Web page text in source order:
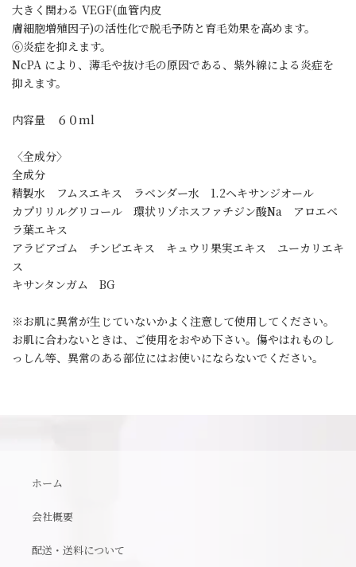
大きく関わる VEGF(血管内皮
膚細胞増殖因子)の活性化で脱毛予防と育毛効果を高めます。
⑥炎症を抑えます。
NcPA により、薄毛や抜け毛の原因である、紫外線による炎症を
抑えます。
内容量 ６０ml
〈全成分〉
全成分
精製水 フムスエキス ラベンダー水 1.2ヘキサンジオール
カプリリルグリコール 環状リゾホスファチジン酸Na アロエベ
ラ葉エキス
アラビアゴム チンピエキス キュウリ果実エキス ユーカリエキ
ス
キサンタンガム BG
※お肌に異常が生じていないかよく注意して使用してください。
お肌に合わないときは、ご使用をおやめ下さい。傷やはれものし
っしん等、異常のある部位にはお使いにならないでください。
ホーム
会社概要
配送・送料について